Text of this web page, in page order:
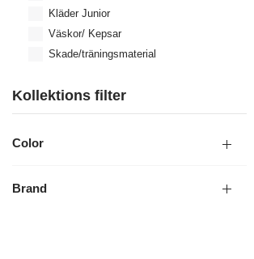
Kläder Junior
Väskor/ Kepsar
Skade/träningsmaterial
Kollektions filter
Color
Brand